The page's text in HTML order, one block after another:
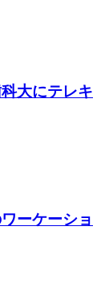
大にテレキ
ーケーショ